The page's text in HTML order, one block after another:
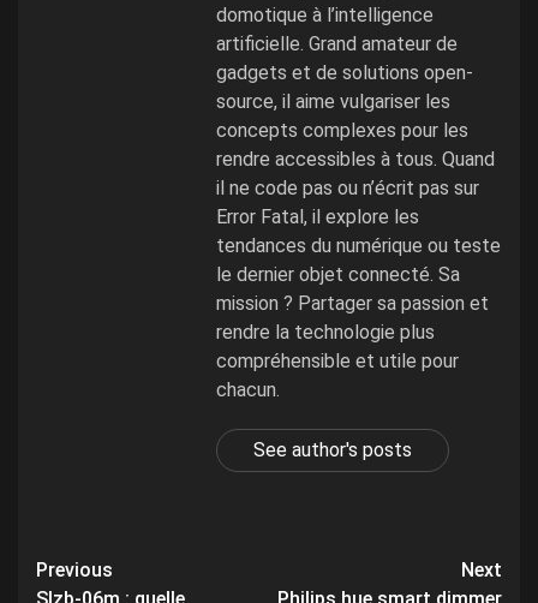
domotique à l’intelligence
artificielle. Grand amateur de
gadgets et de solutions open-
source, il aime vulgariser les
concepts complexes pour les
rendre accessibles à tous. Quand
il ne code pas ou n’écrit pas sur
Error Fatal, il explore les
tendances du numérique ou teste
le dernier objet connecté. Sa
mission ? Partager sa passion et
rendre la technologie plus
compréhensible et utile pour
chacun.
See author's posts
Post
Previous
Next